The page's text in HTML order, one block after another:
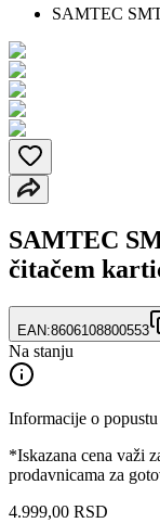
SAMTEC
SAMTEC
čitačem
EAN:8606108800553
Na stanju
Informacije o popustu
*Iskazana cena važi
prodavnicama za
4.999,00 RSD